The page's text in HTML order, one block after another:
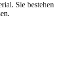
Sie bestehen